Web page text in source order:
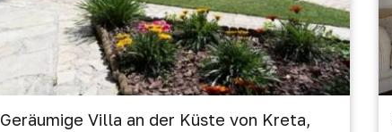
Geräumige Villa an der Küste von Kreta,